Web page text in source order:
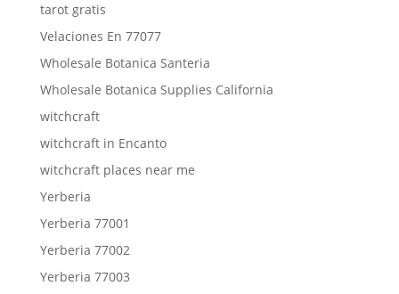
tarot gratis
Velaciones En 77077
Wholesale Botanica Santeria
Wholesale Botanica Supplies California
witchcraft
witchcraft in Encanto
witchcraft places near me
Yerberia
Yerberia 77001
Yerberia 77002
Yerberia 77003